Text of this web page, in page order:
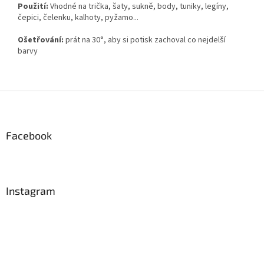
Použití: Vhodné na trička, šaty, sukně, body, tuniky, legíny,
čepici, čelenku, kalhoty, pyžamo...
Ošetřování: prát na 30°, aby si potisk zachoval co nejdelší
barvy
Facebook
Instagram